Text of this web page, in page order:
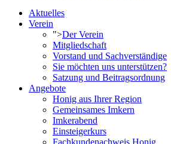
Aktuelles
Verein
">Der Verein
Mitgliedschaft
Vorstand und Sachverständige
Sie möchten uns unterstützen?
Satzung und Beitragsordnung
Angebote
Honig aus Ihrer Region
Gemeinsames Imkern
Imkerabend
Einsteigerkurs
Fachkundenachweis Honig